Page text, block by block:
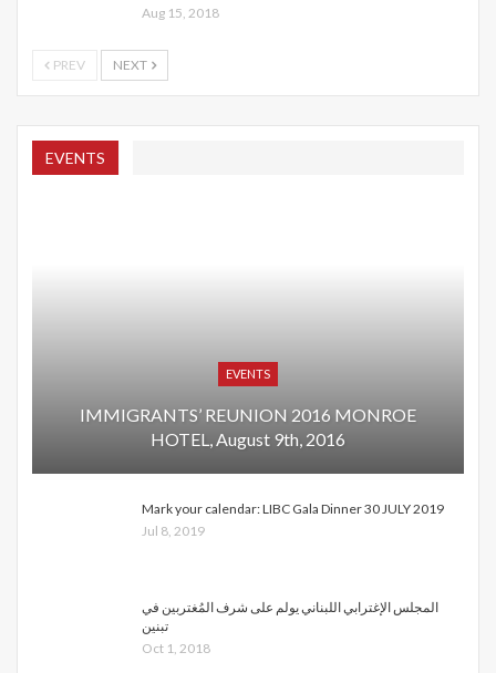
Aug 15, 2018
PREV NEXT
EVENTS
EVENTS
IMMIGRANTS’ REUNION 2016 MONROE
HOTEL, August 9th, 2016
Mark your calendar: LIBC Gala Dinner 30 JULY 2019
Jul 8, 2019
المجلس الإغترابي اللبناني يولم على شرف المُغتربين في
تبنين
Oct 1, 2018